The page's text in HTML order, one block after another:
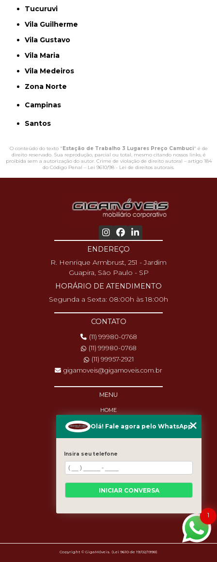
Tucuruvi
Vila Guilherme
Vila Gustavo
Vila Maria
Vila Medeiros
Zona Norte
Campinas
Santos
O conteúdo do texto "Estação de Trabalho 3 Lugares Preço Cambuci" é de
direito reservado. Sua reprodução, parcial ou total, mesmo citando nossos links, é
proibida sem a autorização do autor. Crime de violação de direito autoral – artigo 184
do Código Penal – Lei 9610/98 - Lei de direitos autorais.
ENDEREÇO
R. Henrique Armbrust, 251 - Jardim
Guapira, São Paulo - SP
HORÁRIO DE ATENDIMENTO
Segunda a Sexta: 08:00h às 18:00h
CONTATO
(11) 99980-0768
(11) 99980-0768
(11) 99957-2921
gigamoveis@gigamoveis.com.br
MENU
HOME
PRODUTOS
MANUTENÇÃO
CASES
MAPA DO SITE
Copyright © GigaMóveis. (Lei 9610 de 19/02/1998)
1
Olá! Fale agora pelo WhatsApp
Insira seu telefone
INICIAR CONVERSA